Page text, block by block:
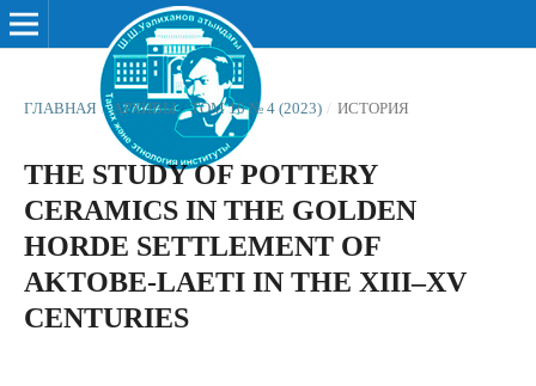
ГЛАВНАЯ / АРХИВЫ / ТОМ 10 № 4 (2023) / ИСТОРИЯ
THE STUDY OF POTTERY
CERAMICS IN THE GOLDEN
HORDE SETTLEMENT OF
AKTOBE-LAETI IN THE XIII–XV
CENTURIES